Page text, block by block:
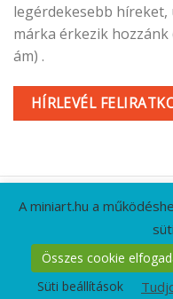
legérdekesebb
márka érkezik
ám) .
HÍRLEVÉL
KAPCSOLAT
ADATVÉDELMI
Minden jog
A miniart.hu a
Összes cookie
Süti beállítások